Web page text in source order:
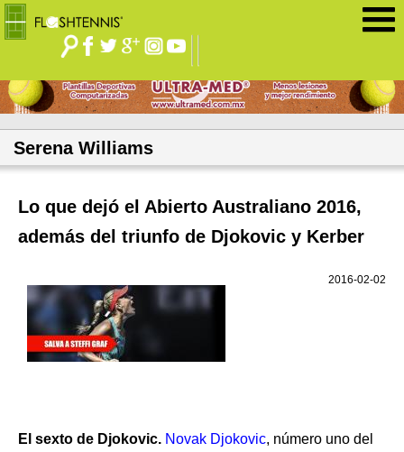
Serena Williams
Lo que dejó el Abierto Australiano 2016,
además del triunfo de Djokovic y Kerber
2016-02-02
El sexto de Djokovic. Novak Djokovic, número uno del